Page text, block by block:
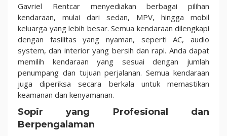
Gavriel Rentcar menyediakan berbagai pilihan
kendaraan, mulai dari sedan, MPV, hingga mobil
keluarga yang lebih besar. Semua kendaraan dilengkapi
dengan fasilitas yang nyaman, seperti AC, audio
system, dan interior yang bersih dan rapi. Anda dapat
memilih kendaraan yang sesuai dengan jumlah
penumpang dan tujuan perjalanan. Semua kendaraan
juga diperiksa secara berkala untuk memastikan
keamanan dan kenyamanan.
Sopir yang Profesional dan
Berpengalaman